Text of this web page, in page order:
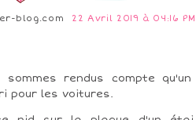
blog.com 22 Avril 2019 à 04:16 PM
rendus compte qu'un
pour les voitures.